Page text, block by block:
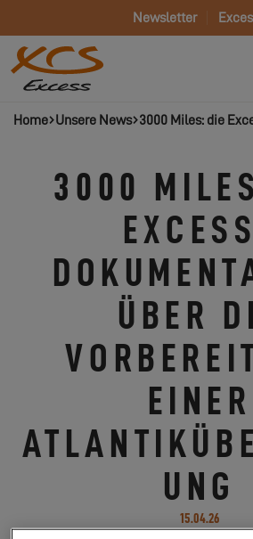
Newsletter
Home Unsere News 3000 Miles: die
3000
ÜBER
EINER
UNG
15.04.26